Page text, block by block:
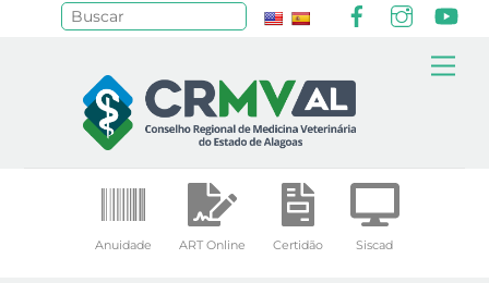
Anuidade ART Online Certidão Siscad